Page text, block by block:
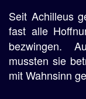
e
n
Seit Achilleus
fast alle
bezwingen.
mussten sie
mit Wahnsinn